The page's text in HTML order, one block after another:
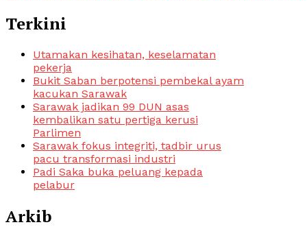
Terkini
Utamakan kesihatan, keselamatan
pekerja
Bukit Saban berpotensi pembekal ayam
kacukan Sarawak
Sarawak jadikan 99 DUN asas
kembalikan satu pertiga kerusi
Parlimen
Sarawak fokus integriti, tadbir urus
pacu transformasi industri
Padi Saka buka peluang kepada
pelabur
Arkib